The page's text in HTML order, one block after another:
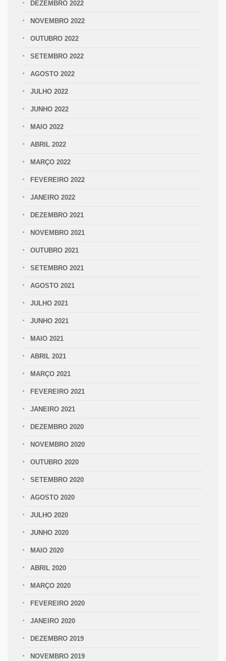
DEZEMBRO 2022
NOVEMBRO 2022
OUTUBRO 2022
SETEMBRO 2022
AGOSTO 2022
JULHO 2022
JUNHO 2022
MAIO 2022
ABRIL 2022
MARÇO 2022
FEVEREIRO 2022
JANEIRO 2022
DEZEMBRO 2021
NOVEMBRO 2021
OUTUBRO 2021
SETEMBRO 2021
AGOSTO 2021
JULHO 2021
JUNHO 2021
MAIO 2021
ABRIL 2021
MARÇO 2021
FEVEREIRO 2021
JANEIRO 2021
DEZEMBRO 2020
NOVEMBRO 2020
OUTUBRO 2020
SETEMBRO 2020
AGOSTO 2020
JULHO 2020
JUNHO 2020
MAIO 2020
ABRIL 2020
MARÇO 2020
FEVEREIRO 2020
JANEIRO 2020
DEZEMBRO 2019
NOVEMBRO 2019